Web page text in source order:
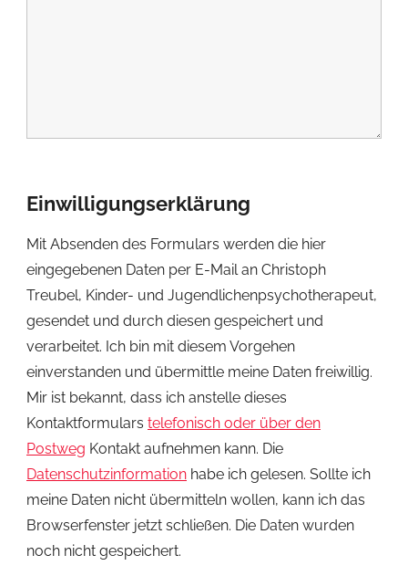
Einwilligungserklärung
Mit Absenden des Formulars werden die hier
eingegebenen Daten per E-Mail an Christoph
Treubel, Kinder- und Jugendlichenpsychotherapeut,
gesendet und durch diesen gespeichert und
verarbeitet. Ich bin mit diesem Vorgehen
einverstanden und übermittle meine Daten freiwillig.
Mir ist bekannt, dass ich anstelle dieses
Kontaktformulars telefonisch oder über den
Postweg Kontakt aufnehmen kann. Die
Datenschutzinformation habe ich gelesen. Sollte ich
meine Daten nicht übermitteln wollen, kann ich das
Browserfenster jetzt schließen. Die Daten wurden
noch nicht gespeichert.